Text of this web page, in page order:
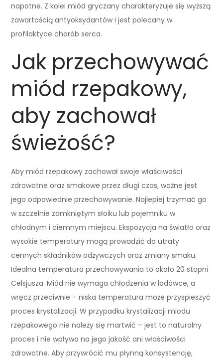
napotne. Z kolei miód gryczany charakteryzuje się wyższą
zawartością antyoksydantów i jest polecany w
profilaktyce chorób serca.
Jak przechowywać
miód rzepakowy,
aby zachował
świeżość?
Aby miód rzepakowy zachował swoje właściwości
zdrowotne oraz smakowe przez długi czas, ważne jest
jego odpowiednie przechowywanie. Najlepiej trzymać go
w szczelnie zamkniętym słoiku lub pojemniku w
chłodnym i ciemnym miejscu. Ekspozycja na światło oraz
wysokie temperatury mogą prowadzić do utraty
cennych składników odżywczych oraz zmiany smaku.
Idealna temperatura przechowywania to około 20 stopni
Celsjusza. Miód nie wymaga chłodzenia w lodówce, a
wręcz przeciwnie – niska temperatura może przyspieszyć
proces krystalizacji. W przypadku krystalizacji miodu
rzepakowego nie należy się martwić – jest to naturalny
proces i nie wpływa na jego jakość ani właściwości
zdrowotne. Aby przywrócić mu płynną konsystencję,